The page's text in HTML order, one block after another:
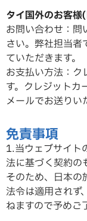
タイ国外のお客様
お問い合わせ：問
さい。弊社担当
ていただきます。
お支払い方法：ク
す。クレジットカ
メールでお送りい
免責事項
1.当ウェブサイト
法に基づく契約の
そのため、日本の
法令は適用されず
ねますので予めご